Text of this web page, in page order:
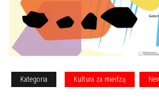
Kategoria Kultura za miedzą